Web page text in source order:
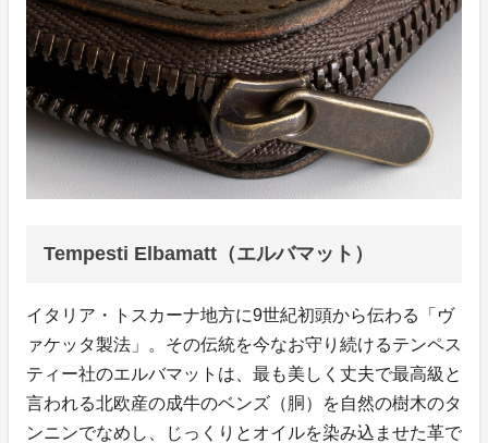
Tempesti Elbamatt（エルバマット）
イタリア・トスカーナ地方に9世紀初頭から伝わる「ヴ
ァケッタ製法」。その伝統を今なお守り続けるテンペス
ティー社のエルバマットは、最も美しく丈夫で最高級と
言われる北欧産の成牛のベンズ（胴）を自然の樹木のタ
ンニンでなめし、じっくりとオイルを染み込ませた革で